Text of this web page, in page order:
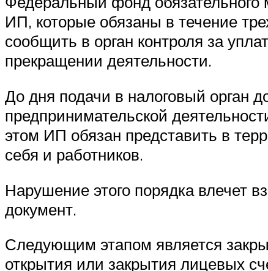
ИП, которые обязаны в течение
сообщить в орган контроля за
прекращении деятельности.
До дня подачи в налоговый орган
предпринимательской
этом ИП обязан представить в
себя и работников.
Нарушение этого порядка влечет
документ.
Следующим этапом является
открытия или закрытия лицевых